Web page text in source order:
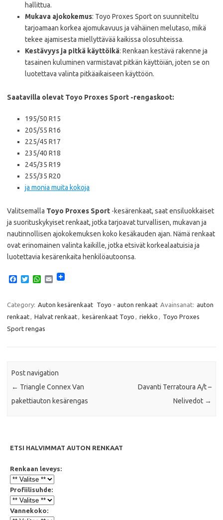
hallittua.
Mukava ajokokemus: Toyo Proxes Sport on suunniteltu
tarjoamaan korkea ajomukavuus ja vähäinen melutaso, mikä
tekee ajamisesta miellyttävää kaikissa olosuhteissa.
Kestävyys ja pitkä käyttöikä: Renkaan kestävä rakenne ja
tasainen kuluminen varmistavat pitkän käyttöiän, joten se on
luotettava valinta pitkäaikaiseen käyttöön.
Saatavilla olevat Toyo Proxes Sport -rengaskoot:
195/50 R15
205/55 R16
225/45 R17
235/40 R18
245/35 R19
255/35 R20
ja monia muita kokoja
Valitsemalla Toyo Proxes Sport -kesärenkaat, saat ensiluokkaiset
ja suorituskykyiset renkaat, jotka tarjoavat turvallisen, mukavan ja
nautinnollisen ajokokemuksen koko kesäkauden ajan. Nämä renkaat
ovat erinomainen valinta kaikille, jotka etsivät korkealaatuisia ja
luotettavia kesärenkaita henkilöautoonsa.
e
b
o
o
T
t
t
e
r
W
t
A
p
E
i
Category: Auton kesärenkaat Toyo - auton renkaat Avainsanat: auton
renkaat
Halvat renkaat kesärenkaat Toyo riekko
Toyo Proxes
Sport rengas
Post navigation
← Triangle Connex Van
pakettiauton kesärengas
Davanti Terratoura A/t –
Nelivedot →
ETSI HALVIMMAT AUTON RENKAAT
Renkaan leveys:
Profiilisuhde:
Vannekoko: